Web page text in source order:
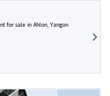
for sale in Ahlon, Yangon